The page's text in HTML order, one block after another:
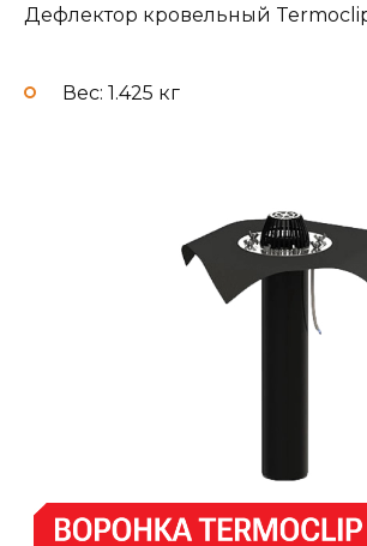
Дефлектор кровельный
Вес: 1.425 кг